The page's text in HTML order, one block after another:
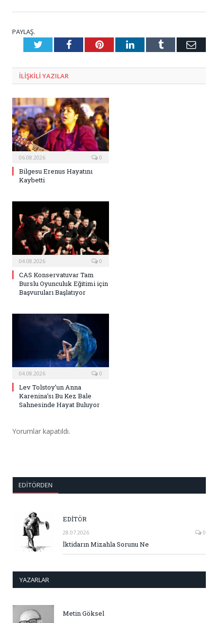
PAYLAŞ.
TwitterFacebookPinterestLinkedInTumblr E-
ILIŞKILI YAZILAR
06.08.2026 0
Bilgesu Erenus Hayatını
Kaybetti
04.08.2026 0
CAS Konservatuvar Tam
Burslu Oyunculuk Eğitimi için
Başvuruları Başlatıyor
04.08.2026 0
Lev Tolstoy’un Anna
Karenina’sı Bu Kez Bale
Sahnesinde Hayat Buluyor
Yorumlar kapatıldı.
EDITÖRDEN
EDİTÖR
28.07.2026 0
İktidarın Mizahla Sorunu Ne
YAZARLAR
Metin Göksel